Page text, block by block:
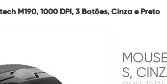
M190, 1000 DPI, 3 Botões, Cinza e Preto
S,